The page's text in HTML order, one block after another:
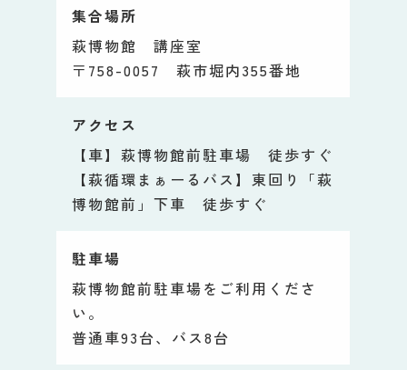
集合場所
萩博物館 講座室
〒758-0057 萩市堀内355番地
アクセス
【車】萩博物館前駐車場 徒歩すぐ
【萩循環まぁーるバス】東回り「萩
博物館前」下車 徒歩すぐ
駐車場
萩博物館前駐車場をご利用くださ
い。
普通車93台、バス8台